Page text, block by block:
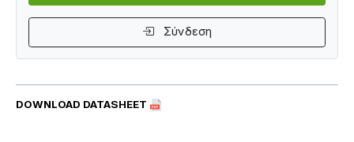
DOWNLOAD DATASHEET
Σύνδεση